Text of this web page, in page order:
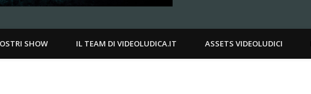
SHOW IL TEAM DI VIDEOLUDICA.IT ASSETS VIDEOLUDICI